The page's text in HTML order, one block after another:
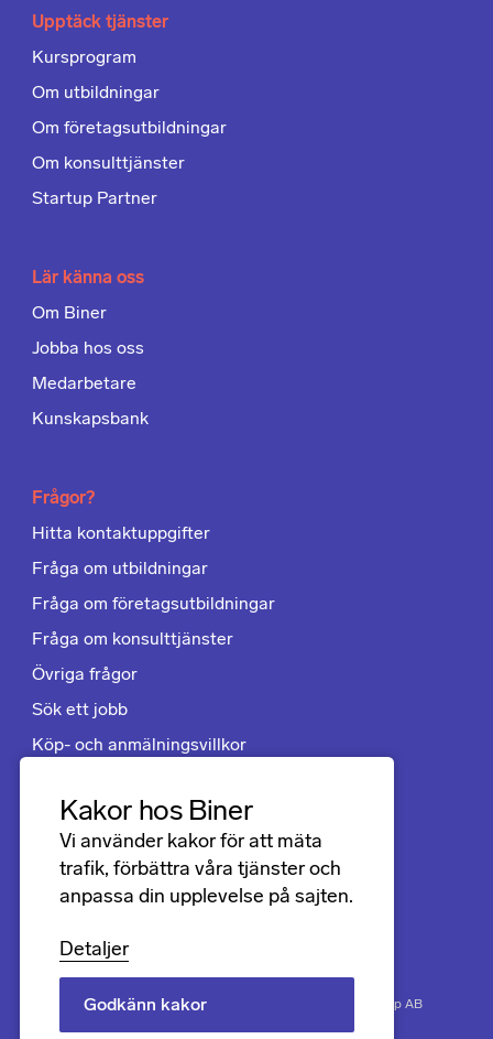
Kakor hos Biner
Vi använder kakor för att mäta
trafik, förbättra våra tjänster och
anpassa din upplevelse på sajten.
Detaljer
Godkänn kakor
Upptäck tjänster
Kursprogram
Om utbildningar
Om företagsutbildningar
Om konsulttjänster
Startup Partner
Lär känna oss
Om Biner
Jobba hos oss
Medarbetare
Kunskapsbank
Frågor?
Hitta kontaktuppgifter
Fråga om utbildningar
Fråga om företagsutbildningar
Fråga om konsulttjänster
Övriga frågor
Sök ett jobb
Köp- och anmälningsvillkor
Följ oss
LinkedIn
Facebook
BinerSecuring progress. Copyright © 2026 Biner Group AB